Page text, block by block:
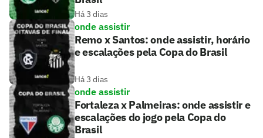
Há 3 dias
onde assistir
Remo x Santos: onde assistir, horário
e escalações pela Copa do Brasil
Há 3 dias
onde assistir
Fortaleza x Palmeiras: onde assistir e
escalações do jogo pela Copa do
Brasil